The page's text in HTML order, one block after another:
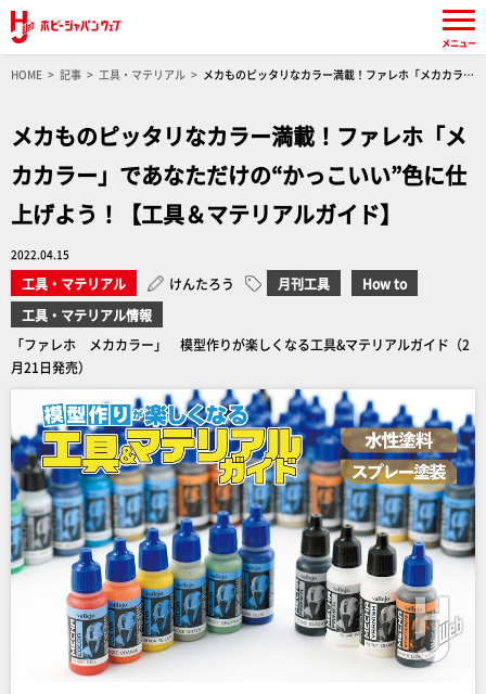
HOME 記事 工具・マテリアル
メカものピッタリなカラー満載！ファレホ「メカカラ
メカものピッタリなカラー満載！ファレホ「メ
カカラー」であなただけの“かっこいい”色に仕
上げよう！【工具＆マテリアルガイド】
2022.04.15
工具・マテリアル けんたろう 月刊工具
How to
工具・マテリアル情報
「ファレホ メカカラー」 模型作りが楽しくなる工具&マテリアルガイド（2
月21日発売）
メニュー